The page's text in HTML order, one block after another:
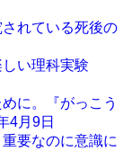
されている死後の
い理科実験
に。『がっこう
4月9日
要なのに意識に